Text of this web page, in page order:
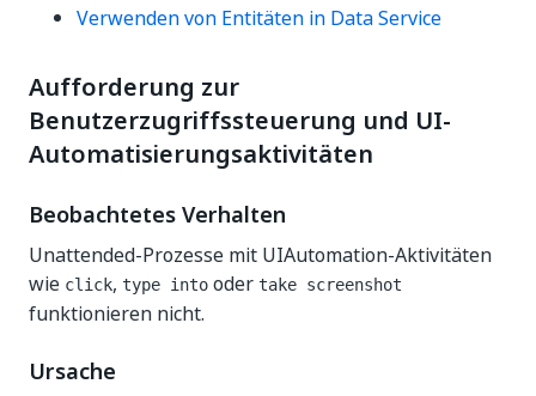
Verwenden von Entitäten in Data Service
Aufforderung zur
Benutzerzugriffssteuerung und UI-
Automatisierungsaktivitäten
Beobachtetes Verhalten
Unattended-Prozesse mit UIAutomation-Aktivitäten
wie click, type into oder take screenshot
funktionieren nicht.
Ursache